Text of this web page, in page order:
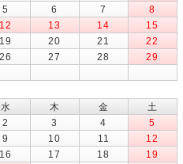
5 6 7
8
12 13 14
15
19 20 21
22
26 27 28
29
水 木 金
土
2 3 4
5
9 10 11
12
16 17 18
19